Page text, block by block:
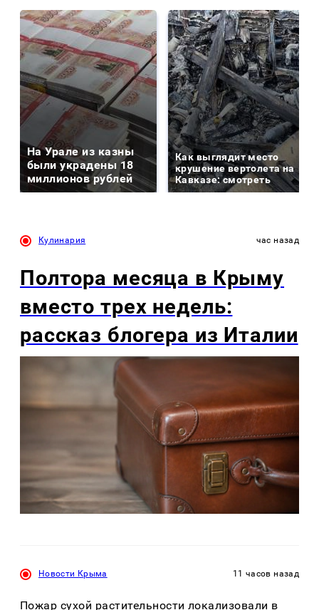
На Урале из казны
были украдены 18
миллионов рублей
Как выглядит место
крушение вертолета на
Кавказе: смотреть
Кулинария час назад
Полтора месяца в Крыму
вместо трех недель:
рассказ блогера из Италии
Новости Крыма 11 часов назад
Пожар сухой растительности локализовали в